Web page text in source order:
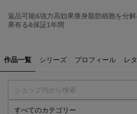
返品可能&強力高効果痩身脂肪細胞を分
果有る&保証1年間
作品一覧 シリーズ プロフィール レ